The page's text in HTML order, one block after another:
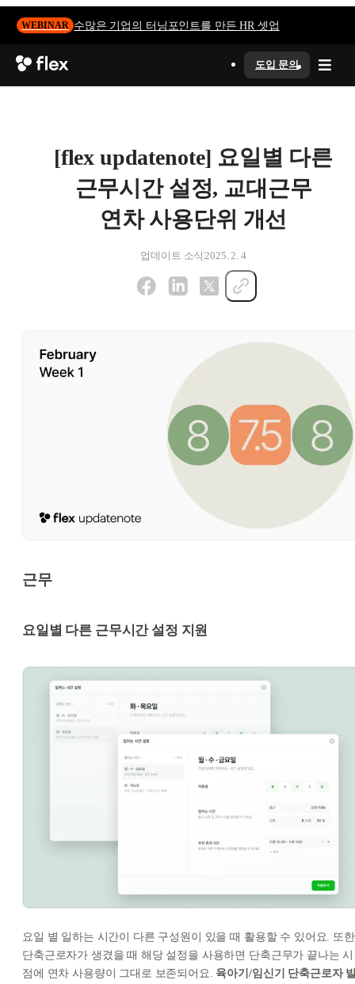
WEBINAR 수많은 기업의 터닝포인트를 만든 HR 셋업
도입 문의
[flex updatenote] 요일별 다른
근무시간 설정, 교대근무
연차 사용단위 개선
업데이트 소식 2025. 2. 4
근무
요일별 다른 근무시간 설정 지원
요일 별 일하는 시간이 다른 구성원이 있을 때 활용할 수 있어요. 또한
단축근로자가 생겼을 때 해당 설정을 사용하면 단축근무가 끝나는 시
점에 연차 사용량이 그대로 보존되어요. 육아기/임신기 단축근로자